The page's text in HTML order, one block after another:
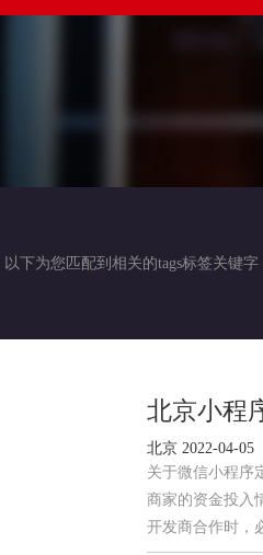
以下为您匹配到相关的tags标签关键字
北京小程
北京 2022-04-05
关于微信小程序
商家的资金投入
开发商合作时，